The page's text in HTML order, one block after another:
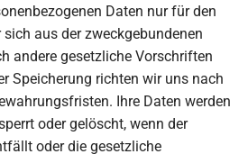
Daten nur für den
aus der zweckgebundenen
andere gesetzliche Vorschriften
Speicherung richten wir uns nach
Ihre Daten werden
oder gelöscht, wenn der
oder die gesetzliche